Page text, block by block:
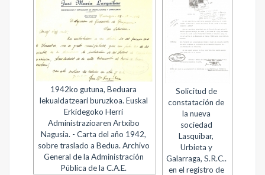
1942ko gutuna, Beduara
lekualdatzeari buruzkoa. Euskal
Erkidegoko Herri
Administrazioaren Artxibo
Nagusia. - Carta del año 1942,
sobre traslado a Bedua. Archivo
General de la Administración
Pública de la C.A.E.
Solicitud de
constatación de
la nueva
sociedad
Lasquibar,
Urbieta y
Galarraga, S.R.C..
en el registro de